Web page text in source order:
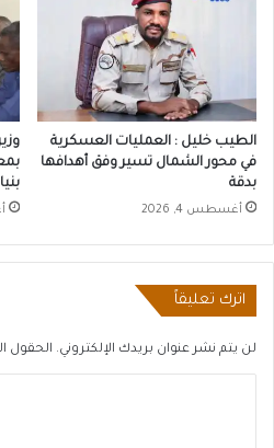
الطيب خليل : العمليات العسكرية
في محور الشمال تسير وفق أهدافها
بدقة
أغسطس 4, 2026
اترك تعليقاً
لن يتم نشر عنوان بريدك الإلكتروني. الحقول